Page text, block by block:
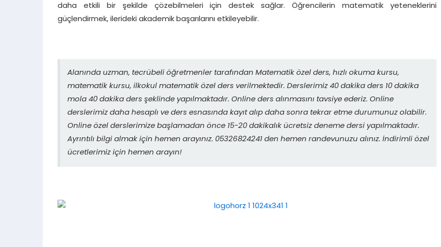
daha etkili bir şekilde çözebilmeleri için destek sağlar. Öğrencilerin matematik yeteneklerini
güçlendirmek, ilerideki akademik başarılarını etkileyebilir.
Alanında uzman, tecrübeli öğretmenler tarafından Matematik özel ders, hızlı okuma kursu,
matematik kursu, ilkokul matematik özel ders verilmektedir. Derslerimiz 40 dakika ders 10 dakika
mola 40 dakika ders şeklinde yapılmaktadır. Online ders alınmasını tavsiye ederiz. Online
derslerimiz daha hesaplı ve ders esnasında kayıt alıp daha sonra tekrar etme durumunuz olabilir.
Online özel derslerimize başlamadan önce 15-20 dakikalık ücretsiz deneme dersi yapılmaktadır.
Ayrıntılı bilgi almak için hemen arayınız. 05326824241 den hemen randevunuzu alınız. İndirimli özel
ücretlerimiz için hemen arayın!